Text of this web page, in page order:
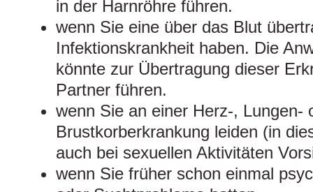
in der Harnröhre führen.
wenn Sie eine über das Blut
Infektionskrankheit haben. Die
könnte zur Übertragung dieser
Partner führen.
wenn Sie an einer Herz-, Lungen-
Brustkorberkrankung leiden (in
auch bei sexuellen Aktivitäten
wenn Sie früher schon einmal